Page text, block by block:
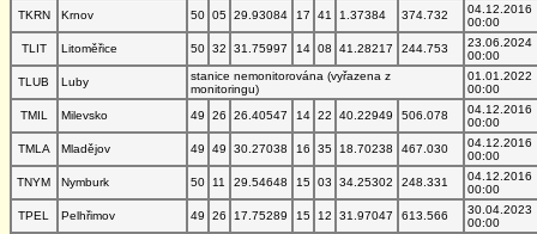
TKRN
Krnov 50 05 29.93084 17 41 1.37384 374.732
04.12.2016
00:00
TLIT
Litoměřice 50 32 31.75997 14 08 41.28217 244.753
23.06.2024
00:00
TLUB
Luby
stanice nemonitorována (vyřazena z
monitoringu)
01.01.2022
00:00
TMIL
Milevsko 49 26 26.40547 14 22 40.22949 506.078
04.12.2016
00:00
TMLA
Mladějov 49 49 30.27038 16 35 18.70238 467.030
04.12.2016
00:00
TNYM
Nymburk 50 11 29.54648 15 03 34.25302 248.331
04.12.2016
00:00
TPEL
Pelhřimov 49 26 17.75289 15 12 31.97047 613.566
30.04.2023
00:00